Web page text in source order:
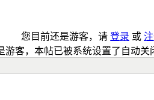
您目前还是游客，请 登录 或
游客，本帖已被系统设置了自动关